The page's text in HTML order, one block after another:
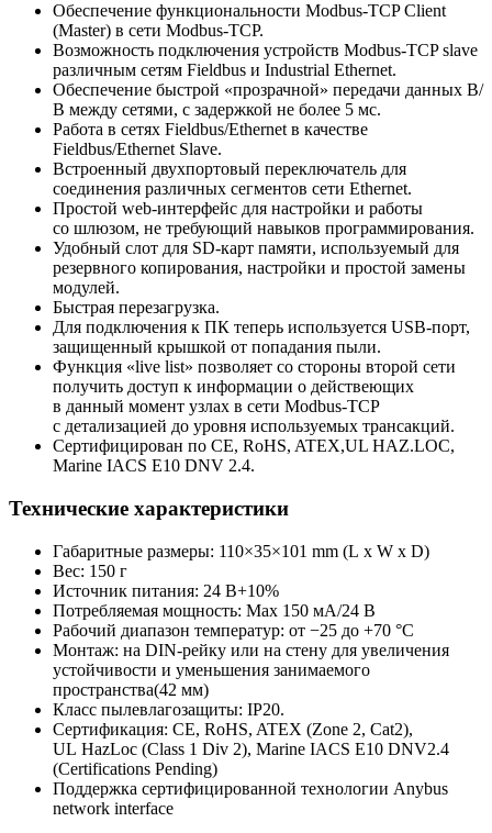
Обеспечение функциональности Modbus-TCP Client
(Master) в сети Modbus-TCP.
Возможность подключения устройств Modbus-TCP slave
различным сетям Fieldbus и Industrial Ethernet.
Обеспечение быстрой «прозрачной» передачи данных В/
В между сетями, с задержкой не более 5 мс.
Работа в сетях Fieldbus/Ethernet в качестве
Fieldbus/Ethernet Slave.
Встроенный двухпортовый переключатель для
соединения различных сегментов сети Ethernet.
Простой web-интерфейс для настройки и работы
со шлюзом, не требующий навыков программирования.
Удобный слот для SD-карт памяти, используемый для
резервного копирования, настройки и простой замены
модулей.
Быстрая перезагрузка.
Для подключения к ПК теперь используется USB-порт,
защищенный крышкой от попадания пыли.
Функция «live list» позволяет со стороны второй сети
получить доступ к информации о действeющих
в данный момент узлах в сети Modbus-TCP
с детализацией до уровня используемых трансакций.
Сертифицирован по CE, RoHS, ATEX,UL HAZ.LOC,
Marine IACS E10 DNV 2.4.
Технические характеристики
Габаритные размеры: 110×35×101 mm (L x W x D)
Вес: 150 г
Источник питания: 24 В+10%
Потребляемая мощность: Мах 150 мА/24 В
Рабочий диапазон температур: от −25 до +70 °C
Монтаж: на DIN-рейку или на стену для увеличения
устойчивости и уменьшения занимаемого
пространства(42 мм)
Класс пылевлагозащиты: IP20.
Сертификация: CE, RoHS, ATEX (Zone 2, Cat2),
UL HazLoc (Class 1 Div 2), Marine IACS E10 DNV2.4
(Certifications Pending)
Поддержка сертифицированной технологии Anybus
network interface